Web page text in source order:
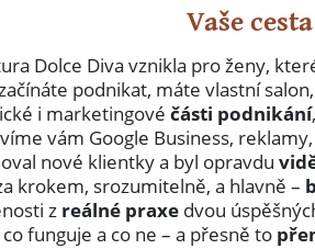
Vaše
Dolce Diva vznikla pro ženy,
podnikat, máte vlastní
i marketingové části podnikání
vám Google Business,
nové klientky a byl opravdu
krokem, srozumitelně, a hlavně –
z reálné praxe dvou
funguje a co ne – a přesně to